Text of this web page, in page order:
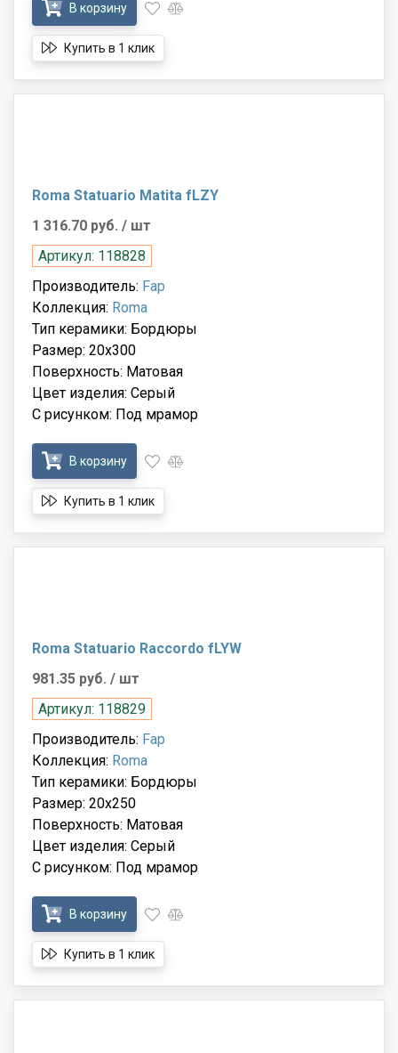
В корзину
Купить в 1 клик
Roma Statuario Matita fLZY
1 316.70 руб. / шт
Артикул: 118828
Производитель: Fap
Коллекция: Roma
Тип керамики: Бордюры
Размер: 20x300
Поверхность: Матовая
Цвет изделия: Серый
С рисунком: Под мрамор
В корзину
Купить в 1 клик
Roma Statuario Raccordo fLYW
981.35 руб. / шт
Артикул: 118829
Производитель: Fap
Коллекция: Roma
Тип керамики: Бордюры
Размер: 20x250
Поверхность: Матовая
Цвет изделия: Серый
С рисунком: Под мрамор
В корзину
Купить в 1 клик